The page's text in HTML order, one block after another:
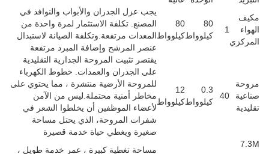
عزل الجدران والأبواب والنوافذ في
تكلفة الاستثمار لمرة واحدة من
مرتفعة.وتكلفة الصيانة لاستبدال
المرشح وإضافة المبرد مرتفعة
تثبيت المروحة الجدارية التقليدية
الجدران والعمدات. خطوط الكهرباء
الأرضية منتشرة ، مما يحتوي على
أمنية محتملة.ليس من الآمن
الموظفين أن يخلطوا الشعر في
المروحة، الذي يحتل مساحة
تغطية كبيرة ، عمر خدمة طويل ،